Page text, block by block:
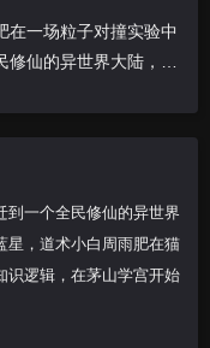
在一场粒子对撞实验中
仙的异世界大陆，为
到一个全民修仙的异世界
星，道术小白周雨肥在猫
识逻辑，在茅山学宫开始